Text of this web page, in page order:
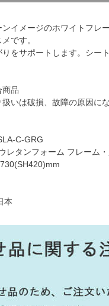
イメージのホワイトフレ
です。
をサポートします。シー
品
いは破損、故障の原因に
C-GRG
レタンフォーム フレーム
本